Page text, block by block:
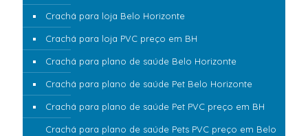
Crachá para loja Belo Horizonte
Crachá para loja PVC preço em BH
Crachá para plano de saúde Belo Horizonte
Crachá para plano de saúde Pet Belo Horizonte
Crachá para plano de saúde Pet PVC preço em BH
Crachá para plano de saúde Pets PVC preço em Belo